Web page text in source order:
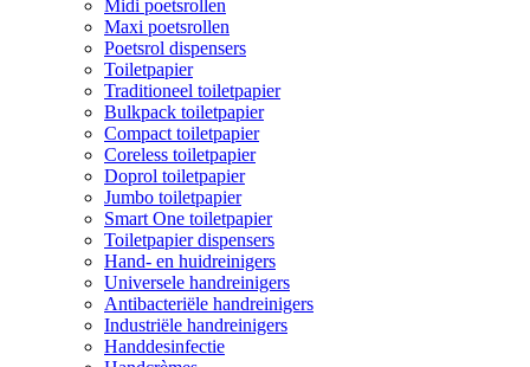
Midi poetsrollen
Maxi poetsrollen
Poetsrol dispensers
Toiletpapier
Traditioneel toiletpapier
Bulkpack toiletpapier
Compact toiletpapier
Coreless toiletpapier
Doprol toiletpapier
Jumbo toiletpapier
Smart One toiletpapier
Toiletpapier dispensers
Hand- en huidreinigers
Universele handreinigers
Antibacteriële handreinigers
Industriële handreinigers
Handdesinfectie